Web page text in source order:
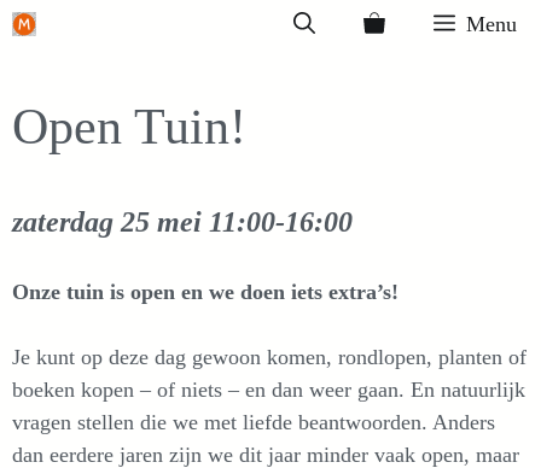
Ga
inhoud
Menu
Open Tuin!
zaterdag 25 mei 11:00-16:00
Onze tuin is open en we doen iets extra’s!
Je kunt op deze dag gewoon komen, rondlopen, planten of
boeken kopen – of niets – en dan weer gaan. En natuurlijk
vragen stellen die we met liefde beantwoorden. Anders
dan eerdere jaren zijn we dit jaar minder vaak open, maar